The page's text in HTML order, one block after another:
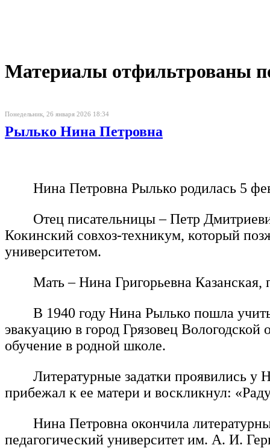
Материалы отфильтрованы
Понедельник, 26 января 2026 18:34
Рылько Нина Петровна
Нина Петровна Рылько родилась 5
Отец писательницы – Петр
Кокинский совхоз-техникум, который
университетом.
Мать – Нина Григорьевна Казанская,
В 1940 году Нина Рылько пошла
эвакуацию в город Грязовец
обучение в родной школе.
Литературные задатки проявились
прибежал к ее матери и воскликнул:
Нина Петровна окончила
педагогический университет им. А. И.